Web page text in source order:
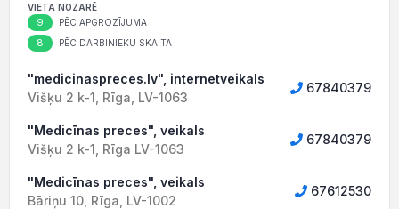
VIETA NOZARĒ
9 PĒC APGROZĪJUMA
8 PĒC DARBINIEKU SKAITA
"medicinaspreces.lv", internetveikals
Višķu 2 k-1, Rīga, LV-1063
67840379
"Medicīnas preces", veikals
Višķu 2 k-1, Rīga LV-1063
67840379
"Medicīnas preces", veikals
Bāriņu 10, Rīga, LV-1002
67612530